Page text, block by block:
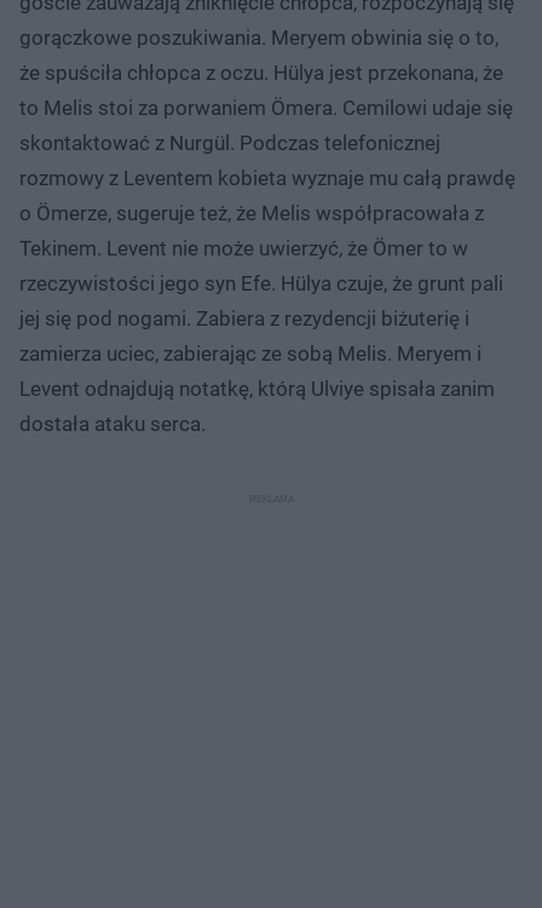
gorączkowe poszukiwania. Meryem obwinia się o to,
że spuściła chłopca z oczu. Hülya jest przekonana, że
to Melis stoi za porwaniem Ömera. Cemilowi udaje się
skontaktować z Nurgül. Podczas telefonicznej
rozmowy z Leventem kobieta wyznaje mu całą prawdę
o Ömerze, sugeruje też, że Melis współpracowała z
Tekinem. Levent nie może uwierzyć, że Ömer to w
rzeczywistości jego syn Efe. Hülya czuje, że grunt pali
jej się pod nogami. Zabiera z rezydencji biżuterię i
zamierza uciec, zabierając ze sobą Melis. Meryem i
Levent odnajdują notatkę, którą Ulviye spisała zanim
dostała ataku serca.